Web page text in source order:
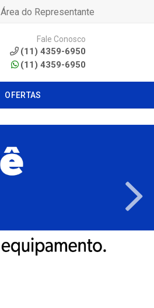
Área do Representante
Fale Conosco
(11) 4359-6950
(11) 4359-6950
OFERTAS